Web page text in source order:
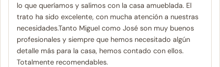
lo que queríamos y salimos con la casa amueblada. El
trato ha sido excelente, con mucha atención a nuestras
necesidades.Tanto Miguel como José son muy buenos
profesionales y siempre que hemos necesitado algún
detalle más para la casa, hemos contado con ellos.
Totalmente recomendables.